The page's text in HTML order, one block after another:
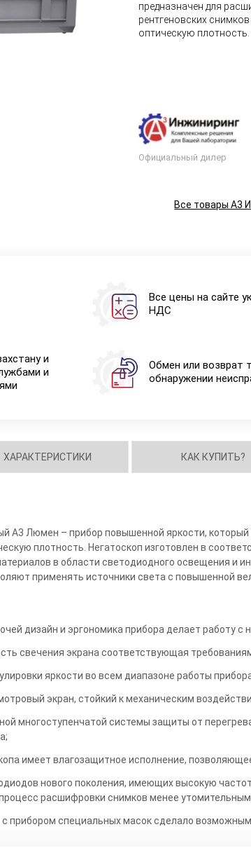
предназначен для
рентгеновских
оптическую плотность.
Официальный дилер
Все товары А3
Все цены на сайте
НДС
и
и
Обмен или возврат
обнаружении
ХАРАКТЕРИСТИКИ КАК КУПИТЬ?
A3 Люмен – прибор повышенной яркости,
плотность. Негатоскоп изготовлен в
в области светодиодного освещения и
применять источники света с повышенной
дизайн и эргономика прибора делает работу с
свечения экрана соответствующая
яркости во всем диапазоне работы
экран, стойкий к механическим
многоступенчатой системы защиты от
имеет влагозащитное исполнение,
нового поколения, имеющих высокую
расшифровки снимков менее
с прибором специальных масок сделало возможным